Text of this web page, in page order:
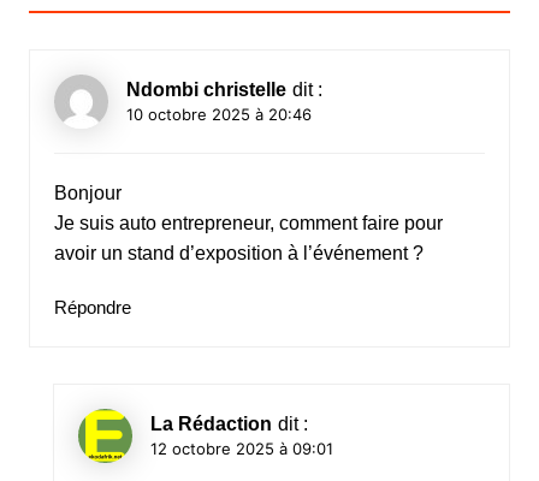
Ndombi christelle dit :
10 octobre 2025 à 20:46
Bonjour
Je suis auto entrepreneur, comment faire pour
avoir un stand d’exposition à l’événement ?
Répondre
La Rédaction dit :
12 octobre 2025 à 09:01